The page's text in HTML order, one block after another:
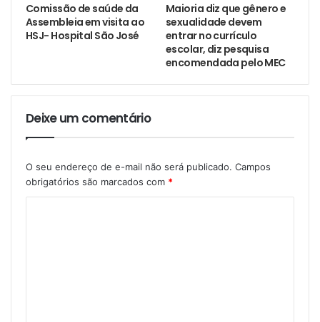
Comissão de saúde da
Assembleia em visita ao
HSJ- Hospital São José
Maioria diz que gênero e
sexualidade devem
entrar no currículo
escolar, diz pesquisa
encomendada pelo MEC
Deixe um comentário
O seu endereço de e-mail não será publicado. Campos
obrigatórios são marcados com *